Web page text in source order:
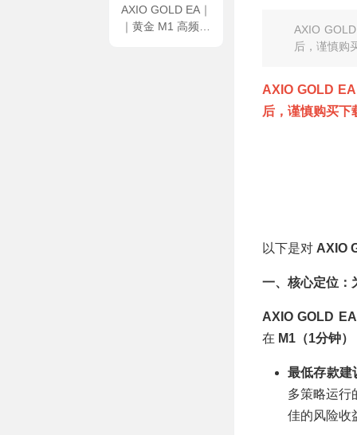
AXIO GOLD EA｜
｜黄金 M1 高频量
AXIO
后，谨慎购
AXIO GOLD
后，谨慎购买下
以下是对 AXIO
一、核心定位：
AXIO GOLD EA
在 M1（1分钟）
最低存款建
多策略运行
佳的风险收